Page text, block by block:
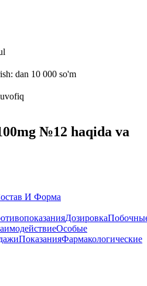
dan 10 000 so'm
№12 haqida va
И Форма
Дозировка
Особые
ПоказанияФармакологические